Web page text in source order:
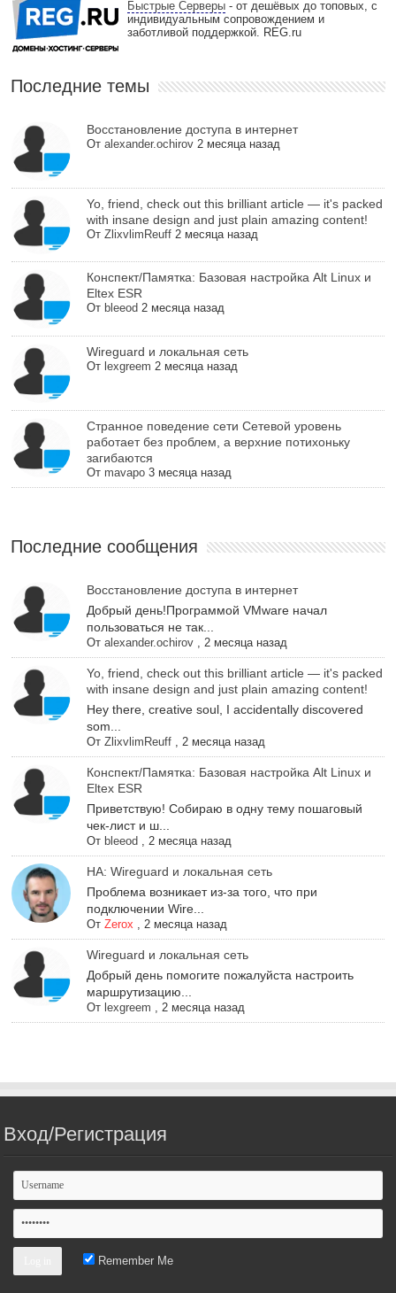
Быстрые Серверы - от дешёвых до топовых, с
индивидуальным сопровождением и
заботливой поддержкой. REG.ru
Последние темы
Восстановление доступа в интернет
От alexander.ochirov 2 месяца назад
Yo, friend, check out this brilliant article — it's packed
with insane design and just plain amazing content!
От ZlixvlimReuff 2 месяца назад
Конспект/Памятка: Базовая настройка Alt Linux и
Eltex ESR
От bleeod 2 месяца назад
Wireguard и локальная сеть
От lexgreem 2 месяца назад
Cтранное поведение сети Сетевой уровень
работает без проблем, а верхние потихоньку
загибаются
От mavapo 3 месяца назад
Последние сообщения
Восстановление доступа в интернет
Добрый день!Программой VMware начал
пользоваться не так...
От alexander.ochirov, 2 месяца назад
Yo, friend, check out this brilliant article — it's packed
with insane design and just plain amazing content!
Hey there, creative soul, I accidentally discovered
som...
От ZlixvlimReuff, 2 месяца назад
Конспект/Памятка: Базовая настройка Alt Linux и
Eltex ESR
Приветствую! Собираю в одну тему пошаговый
чек-лист и ш...
От bleeod 2 месяца назад
НА: Wireguard и локальная сеть
Проблема возникает из-за того, что при
подключении Wire...
От Zerox 2 месяца назад
Wireguard и локальная сеть
Добрый день помогите пожалуйста настроить
маршрутизацию...
От lexgreem 2 месяца назад
Вход/Регистрация
Remember Me